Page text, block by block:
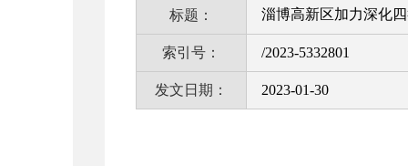
标题： 淄博高新区加力深化
索引号： /2023-5332801
发文日期： 2023-01-30